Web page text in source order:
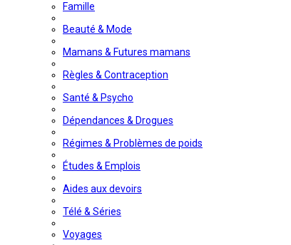
Famille
Beauté & Mode
Mamans & Futures mamans
Règles & Contraception
Santé & Psycho
Dépendances & Drogues
Régimes & Problèmes de poids
Études & Emplois
Aides aux devoirs
Télé & Séries
Voyages